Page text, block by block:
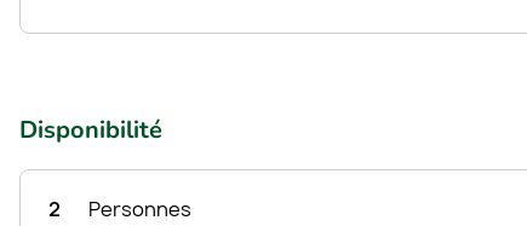
Disponibilité
2 Personnes